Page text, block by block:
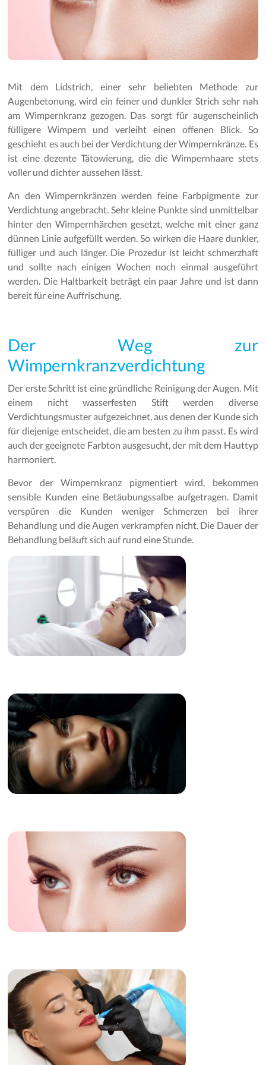
Mit dem Lidstrich, einer sehr beliebten Methode zur
Augenbetonung, wird ein feiner und dunkler Strich sehr nah
am Wimpernkranz gezogen. Das sorgt für augenscheinlich
fülligere Wimpern und verleiht einen offenen Blick. So
geschieht es auch bei der Verdichtung der Wimpernkränze. Es
ist eine dezente Tätowierung, die die Wimpernhaare stets
voller und dichter aussehen lässt.
An den Wimpernkränzen werden feine Farbpigmente zur
Verdichtung angebracht. Sehr kleine Punkte sind unmittelbar
hinter den Wimpernhärchen gesetzt, welche mit einer ganz
dünnen Linie aufgefüllt werden. So wirken die Haare dunkler,
fülliger und auch länger. Die Prozedur ist leicht schmerzhaft
und sollte nach einigen Wochen noch einmal ausgeführt
werden. Die Haltbarkeit beträgt ein paar Jahre und ist dann
bereit für eine Auffrischung.
Der Weg zur
Wimpernkranzverdichtung
Der erste Schritt ist eine gründliche Reinigung der Augen. Mit
einem nicht wasserfesten Stift werden diverse
Verdichtungsmuster aufgezeichnet, aus denen der Kunde sich
für diejenige entscheidet, die am besten zu ihm passt. Es wird
auch der geeignete Farbton ausgesucht, der mit dem Hauttyp
harmoniert.
Bevor der Wimpernkranz pigmentiert wird, bekommen
sensible Kunden eine Betäubungssalbe aufgetragen. Damit
verspüren die Kunden weniger Schmerzen bei ihrer
Behandlung und die Augen verkrampfen nicht. Die Dauer der
Behandlung beläuft sich auf rund eine Stunde.